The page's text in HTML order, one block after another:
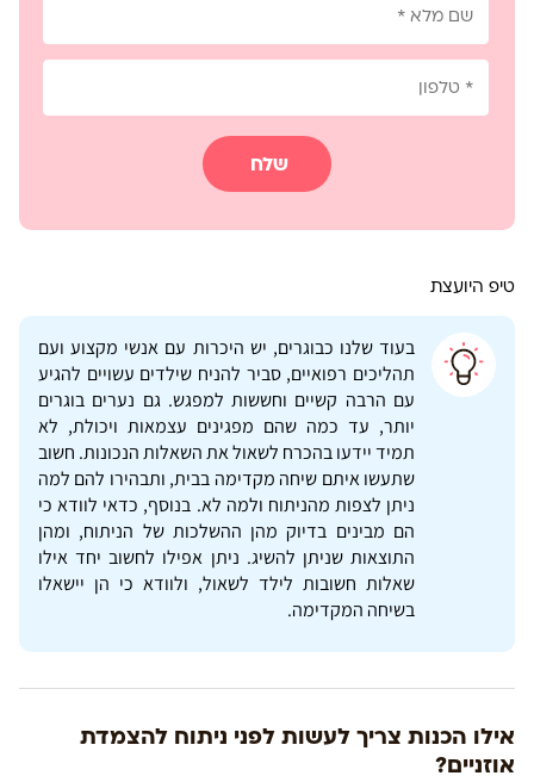
שלח
טיפ היועצת
בעוד שלנו כבוגרים, יש היכרות עם אנשי מקצוע ועם
תהליכים רפואיים, סביר להניח שילדים עשויים להגיע
עם הרבה קשיים וחששות למפגש. גם נערים בוגרים
יותר, עד כמה שהם מפגינים עצמאות ויכולת, לא
תמיד יידעו בהכרח לשאול את השאלות הנכונות. חשוב
שתעשו איתם שיחה מקדימה בבית, ותבהירו להם למה
ניתן לצפות מהניתוח ולמה לא. בנוסף, כדאי לוודא כי
הם מבינים בדיוק מהן ההשלכות של הניתוח, ומהן
התוצאות שניתן להשיג. ניתן אפילו לחשוב יחד אילו
שאלות חשובות לילד לשאול, ולוודא כי הן יישאלו
בשיחה המקדימה.
אילו הכנות צריך לעשות לפני ניתוח להצמדת
אוזניים?